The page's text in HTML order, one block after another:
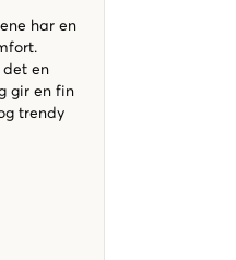
har en
det en
gir en fin
trendy